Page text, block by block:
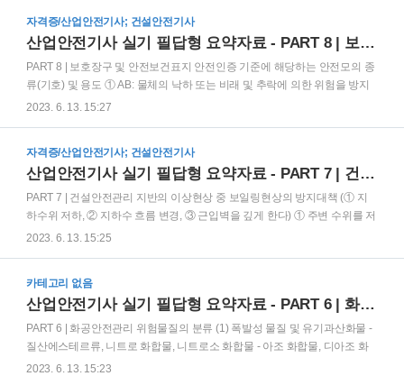
건강관리를 위하여 실시해야 하는 건강진단 종류 ① 일반건강진단 ② 특수
건강진단 ③ 수시건강진단 ④ 임시건강진단 ⑤ 배치 전 건강진단 위험성평
가 절차(순서대로) ① 평가대상의 선정 등 사전준비 ② 근로자의 작업과 관계
되는 유해ᆞ위험요인의 파악 ③ 파악된 유해ᆞ위험요인별 위험성의 추정 ④
자격증/산업안전기사; 건설안전기사
산업안전기사 실기 필답형 요약자료 - PART 8 | 보호장구 및 안전보건표지
PART 8 | 보호장구 및 안전보건표지 안전인증 기준에 해당하는 안전모의 종
류(기호) 및 용도 ① AB: 물체의 낙하 또는 비래 및 추락에 의한 위험을 방지
또는 경감시키기 위한 것 ② AE: 물체의 낙하 또는 비래에 의한 위험을 방지
감전에 의한 위험을 방지하기 위한 것 안전인증 대상 안전모의 시험성능 항
목 항 목 시 험 성 능 기 준 내관통성 AE, ABE종 안전모는 관통거리가 9.5㎜
이하이고, AB종 안전모는 관통거리가 11.1㎜ 이하이어야 한다. 충격흡수성
최고전달충격력이 4,450N을 초과해서는 안 되며, 모체와 착장체의 기능이
2023. 6. 13. 15:27
자격증/산업안전기사; 건설안전기사
산업안전기사 실기 필답형 요약자료 - PART 7 | 건설안전관리
PART 7 | 건설안전관리 지반의 이상현상 중 보일링현상의 방지대책 (① 지
하수위 저하, ② 지하수 흐름 변경, ③ 근입벽을 깊게 한다) ① 주변 수위를 저
하시킨다. ② 차수성이 높은 흙막이벽을 설치한다. ③ 흙막이벽 상단부에 버
시설을 통해 수두차를 작게 한다. ⑦ 약액주입에 의해 지수벽 또는 지수층을
설치하여 침투류의 발생을 방지한다. 지반의 이상현상 중 히빙현상의 발생
원인 3가지를 쓰고, 방지대책을 4가지 쓰시오. (1) 원인 ① 지표면의 하중 증
가 ② 흙막이벽체의 근입장 부족 ③ 연약지반 및 하부지반의 강성부족 ④ 흙
2023. 6. 13. 15:25
카테고리 없음
산업안전기사 실기 필답형 요약자료 - PART 6 | 화공안전관리
PART 6 | 화공안전관리 위험물질의 분류 (1) 폭발성 물질 및 유기과산화물 -
질산에스테르류, 니트로 화합물, 니트로소 화합물 - 아조 화합물, 디아조 화
합물 - 하이드라진 유도체 - 유기과산화물 (2) 산화성 액체 및 산화성 고체 -
2023. 6. 13. 15:23